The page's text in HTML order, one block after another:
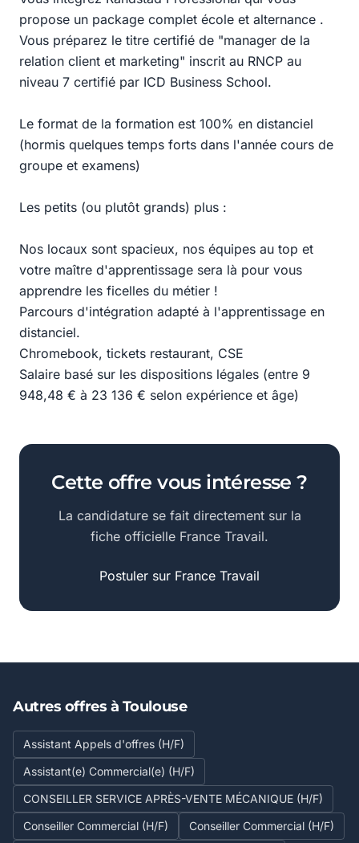
propose un package complet école et alternance .
Vous préparez le titre certifié de "manager de la
relation client et marketing" inscrit au RNCP au
niveau 7 certifié par ICD Business School.
Le format de la formation est 100% en distanciel
(hormis quelques temps forts dans l'année cours de
groupe et examens)
Les petits (ou plutôt grands) plus :
Nos locaux sont spacieux, nos équipes au top et
votre maître d'apprentissage sera là pour vous
apprendre les ficelles du métier !
Parcours d'intégration adapté à l'apprentissage en
distanciel.
Chromebook, tickets restaurant, CSE
Salaire basé sur les dispositions légales (entre 9
948,48 € à 23 136 € selon expérience et âge)
Cette offre vous intéresse ?
La candidature se fait directement sur la
fiche officielle France Travail.
Postuler sur France Travail
Autres offres à Toulouse
Assistant Appels d'offres (H/F)
Assistant(e) Commercial(e) (H/F)
CONSEILLER SERVICE APRÈS-VENTE MÉCANIQUE (H/F)
Conseiller Commercial (H/F)
Conseiller Commercial (H/F)